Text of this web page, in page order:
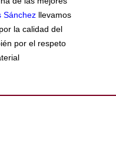
Sánchez llevamos
la calidad del
por el respeto